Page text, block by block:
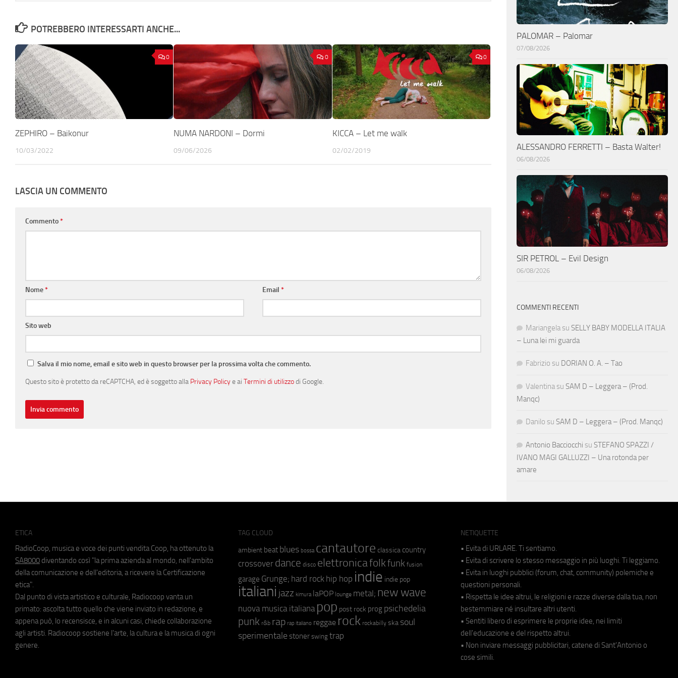
POTREBBERO INTERESSARTI ANCHE...
0
ZEPHIRO – Baikonur
10/03/2022
0
NUMA NARDONI – Dormi
09/06/2026
0
KICCA – Let me walk
02/02/2019
LASCIA UN COMMENTO
Commento*
Nome* Email*
Sito web
Salva il mio nome, email e sito web in questo browser per la prossima volta che commento.
Questo sito è protetto da reCAPTCHA, ed è soggetto alla Privacy Policye ai Termini di utilizzodi Google.
PALOMAR – Palomar
07/08/2026
ALESSANDRO FERRETTI – Basta Walter!
06/08/2026
SIR PETROL – Evil Design
06/08/2026
COMMENTI RECENTI
Mariangela su SELLY BABY MODELLA ITALIA
– Luna lei mi guarda
Fabrizio su DORIAN O. A. – Tao
Valentina su SAM D – Leggera – (Prod.
Manqc)
Danilo su SAM D – Leggera – (Prod. Manqc)
Antonio Bacciocchi su STEFANO SPAZZI /
IVANO MAGI GALLUZZI – Una rotonda per
amare
ETICA
RadioCoop, musica e voce dei punti vendita Coop, ha ottenuto la
SA8000 diventando così "la prima azienda al mondo, nell'ambito
della comunicazione e dell'editoria, a ricevere la Certificazione
etica".
Dal punto di vista artistico e culturale, Radiocoop vanta un
primato: ascolta tutto quello che viene inviato in redazione, e
appena può, lo recensisce, e in alcuni casi, chiede collaborazione
agli artisti. Radiocoop sostiene l'arte, la cultura e la musica di ogni
genere.
TAG CLOUD
ambient beat blues bossa cantautore classica country
crossover dance disco elettronicafolkfunk fusion
garage Grunge; hard rock hip hop indie indie pop
italiani jazz kimura laPOP lounge metal; new wave
nuova musica italiana pop post rock prog psichedelia
punk r&b rap rap italiano reggae rock rockabilly ska soul
sperimentale stoner swing trap
NETIQUETTE
• Evita di URLARE. Ti sentiamo.
• Evita di scrivere lo stesso messaggio in più luoghi. Ti leggiamo.
• Evita in luoghi pubblici (forum, chat, community) polemiche e
questioni personali.
• Rispetta le idee altrui, le religioni e razze diverse dalla tua, non
bestemmiare né insultare altri utenti.
• Sentiti libero di esprimere le proprie idee, nei limiti
dell'educazione e del rispetto altrui.
• Non inviare messaggi pubblicitari, catene di Sant'Antonio o
cose simili.